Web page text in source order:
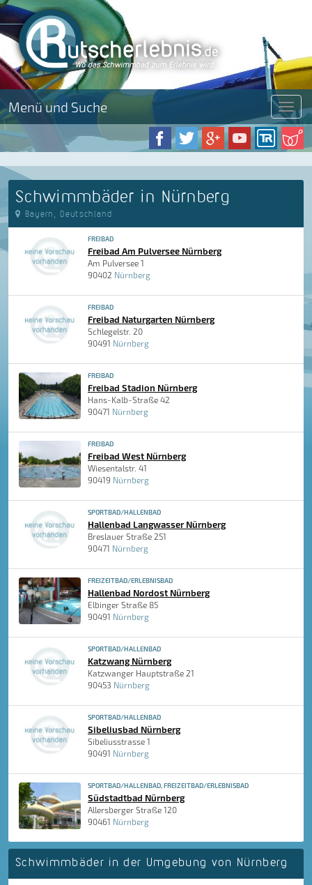
Menü und Suche Menü
Schwimmbäder in Nürnberg
Bayern, Deutschland
FREIBAD
Freibad Am Pulversee Nürnberg
Am Pulversee 1
90402 Nürnberg
FREIBAD
Freibad Naturgarten Nürnberg
Schlegelstr. 20
90491 Nürnberg
FREIBAD
Freibad Stadion Nürnberg
Hans-Kalb-Straße 42
90471 Nürnberg
FREIBAD
Freibad West Nürnberg
Wiesentalstr. 41
90419 Nürnberg
SPORTBAD/HALLENBAD
Hallenbad Langwasser Nürnberg
Breslauer Straße 251
90471 Nürnberg
FREIZEITBAD/ERLEBNISBAD
Hallenbad Nordost Nürnberg
Elbinger Straße 85
90491 Nürnberg
SPORTBAD/HALLENBAD
Katzwang Nürnberg
Katzwanger Hauptstraße 21
90453 Nürnberg
SPORTBAD/HALLENBAD
Sibeliusbad Nürnberg
Sibeliusstrasse 1
90491 Nürnberg
SPORTBAD/HALLENBAD, FREIZEITBAD/ERLEBNISBAD
Südstadtbad Nürnberg
Allersberger Straße 120
90461 Nürnberg
Schwimmbäder in der Umgebung von Nürnberg